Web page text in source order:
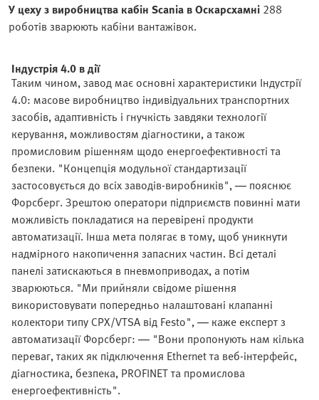
У цеху з виробництва кабін Scania в Оскарсхамні 288
роботів зварюють кабіни вантажівок.
Індустрія 4.0 в дії
Таким чином, завод має основні характеристики Індустрії
4.0: масове виробництво індивідуальних транспортних
засобів, адаптивність і гнучкість завдяки технології
керування, можливостям діагностики, а також
промисловим рішенням щодо енергоефективності та
безпеки. "Концепція модульної стандартизації
застосовується до всіх заводів-виробників", — пояснює
Форсберг. Зрештою оператори підприємств повинні мати
можливість покладатися на перевірені продукти
автоматизації. Інша мета полягає в тому, щоб уникнути
надмірного накопичення запасних частин. Всі деталі
панелі затискаються в пневмоприводах, а потім
зварюються. "Ми прийняли свідоме рішення
використовувати попередньо налаштовані клапанні
колектори типу CPX/VTSA від Festo", — каже експерт з
автоматизації Форсберг: — "Вони пропонують нам кілька
переваг, таких як підключення Ethernet та веб-інтерфейс,
діагностика, безпека, PROFINET та промислова
енергоефективність".